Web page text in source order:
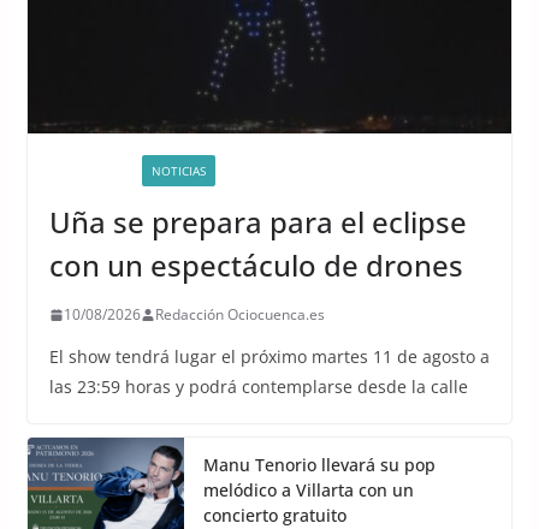
NOTICIAS
Uña se prepara para el eclipse
con un espectáculo de drones
10/08/2026 Redacción Ociocuenca.es
El show tendrá lugar el próximo martes 11 de agosto a
las 23:59 horas y podrá contemplarse desde la calle
Manu Tenorio llevará su pop
melódico a Villarta con un
concierto gratuito